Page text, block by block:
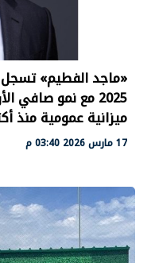
«ماجد الفطيم» تسجل
ميزانية عمومية منذ
17 مارس 2026 03:40 م